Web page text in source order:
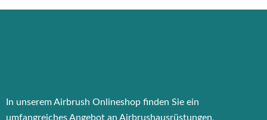
In unserem Airbrush Onlineshop finden Sie ein
umfangreiches Angebot an Airbrushausrüstungen,